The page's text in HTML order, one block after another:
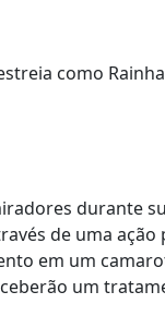
durante
de uma
em um
um